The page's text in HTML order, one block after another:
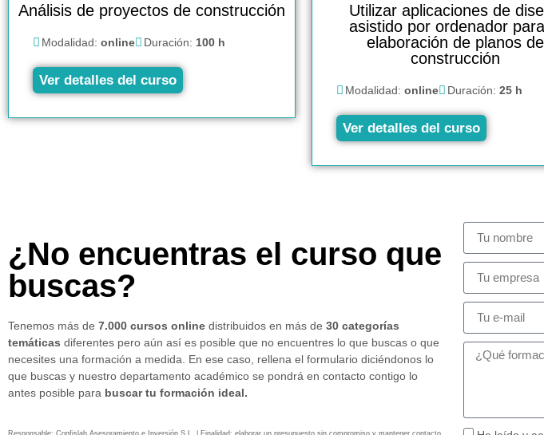
Análisis de proyectos de construcción
Modalidad: online Duración: 100 h
Ver detalles del curso
Utilizar aplicaciones de
asistido por ordenador
elaboración de planos de
construcción
Modalidad: online Duración: 25 h
Ver detalles del curso
¿No encuentras el curso que
buscas?
Tenemos más de 7.000 cursos online distribuidos en más de 30 categorías
temáticas diferentes pero aún así es posible que no encuentres lo que buscas o que
necesites una formación a medida. En ese caso, rellena el formulario diciéndonos lo
que buscas y nuestro departamento académico se pondrá en contacto contigo lo
antes posible para buscar tu formación ideal.
Responsable: Confislab Asesoramiento e Inversión S.L. | Finalidad: elaborar un presupuesto sin compromiso y mantener contacto